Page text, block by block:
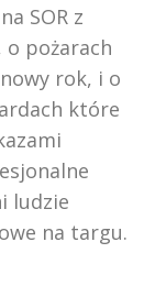
SOR z
pożarach
rok, i o
które
ludzie
na targu.